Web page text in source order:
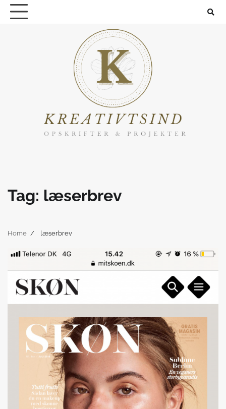
Skip
Tag: læserbrev
Home læserbrev